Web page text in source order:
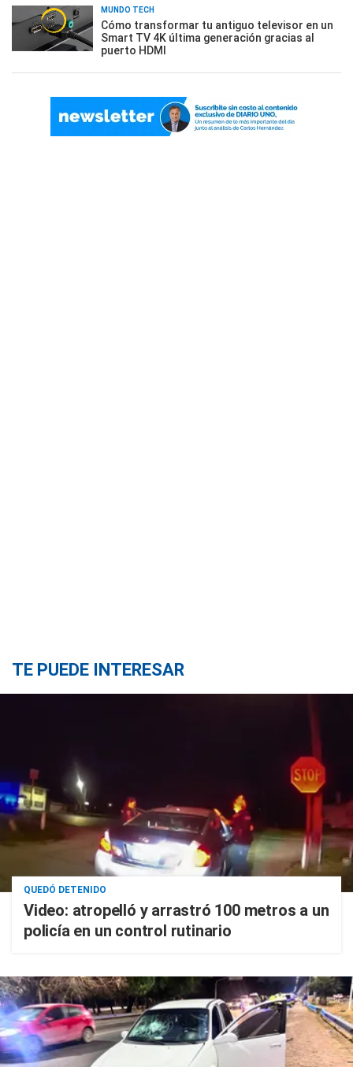
MUNDO TECH
Cómo transformar tu antiguo televisor en un
Smart TV 4K última generación gracias al
puerto HDMI
TE PUEDE INTERESAR
QUEDÓ DETENIDO
Video: atropelló y arrastró 100 metros a un
policía en un control rutinario